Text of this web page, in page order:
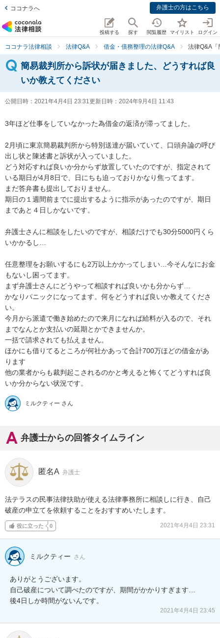
ココナラへ 弁護士の方はこちら
投稿する 探す 閲覧履歴 マイリスト ログイン
ココナラ法律相談 法律Q&A 借金・債務整理の法律Q&A 法律Q&A
簡易裁判所から訴状が届きました、どうすれば良
いか教えてください
公開日時： 2021年4月4日 23:31更新日時： 2024年9月4日 11:43
3年ほど仕事をしていなかった為借金の返済が滞ってました。
2月頃に東京簡易裁判所から特別送達が届いていて、口頭弁論の呼び
出し状と陳述書と訴状が入っていました。
どう対応すれば良いか分からず放置していたのですが、指定されて
いる期日が4月8日で、日にちも迫っておりかなり焦ってます。
まだ答弁書も提出しておりません。
期日の１週間前までに提出するように指示があったのですが、期日
まであと４日しかないです。
弁護士さんに相談をしたいのですが、相談だけでも30分5000円くら
いかかるし…
任意整理をお願いするにも2万以上かかってしまい…今そんなにお金
もないし困ってます。
まず弁護士さんにどうやって相談すれば良いかも分からず…
かなりパニックになってます。何をどうすれば良いか教えてくださ
い。
今月から派遣で働き始めたので来月になれば給料が入るので、それ
までなんとか支払いの延期とかできませんか。
一括で請求されても払えません。
ほかにも借りてるところが何社かあって合計700万ほどの借金があ
ります
他の業者からも裁判起こされるのかと考えると怖くてどうすれば良
いか分からない状況です。
ミルクティー さん
弁護士からの回答タイムライン
匿名A 弁護士
法テラスの民事法律扶助が使える法律事務所に相談しに行き、自己
破産の申立てを依頼することをおすすめいたします。
役に立った 0 2021年4月4日 23:31
ミルクティー さん
ありがとうございます。
自己破産について調べたのですが、期間がかかりすぎます…
後4日しか時間がないんです。
2021年4月4日 23:45